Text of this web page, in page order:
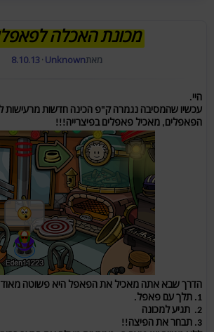
מכונת האכלה
מאתUnknown
·
8.10.13
היי.
עכשיו שהמסיבה נגמרה ק"פ הכינה חדשות מרעישות
הפאפלים, מאכיל פאפלים בפיצרייה!!!
הדרך שבא אתה מאכיל את הפאפל היא פשוטה
1. תלך עם פאפל.
2. תגיע למכונה
3. תבחר את הפיצה!!